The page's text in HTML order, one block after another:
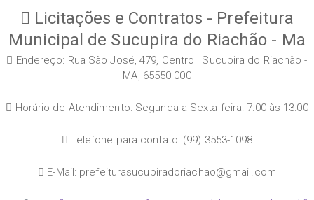
Licitações e Contratos - Prefeitura
Municipal de Sucupira do Riachão - Ma
Endereço: Rua São José, 479, Centro | Sucupira do Riachão -
MA, 65550-000
Horário de Atendimento: Segunda a Sexta-feira: 7:00 às 13:00
Telefone para contato: (99) 3553-1098
E-Mail: prefeiturasucupiradoriachao@gmail.com